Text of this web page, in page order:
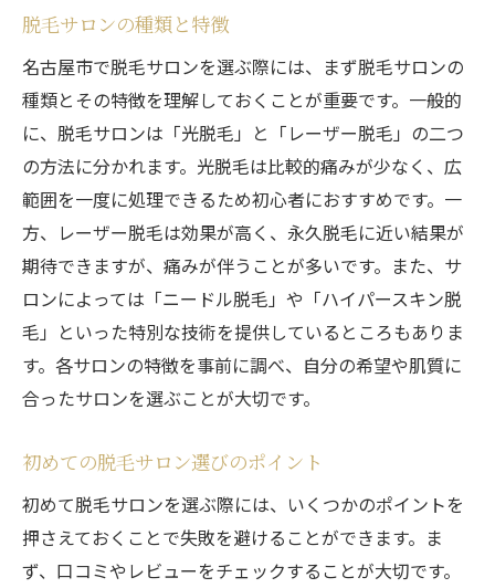
イント
アフターケアの充実度
スタッフの資格と経験
最新機器の導入状況
サロンの清潔さと衛生管理
予約の取りやすさ
施術の痛みの軽減方法
口コミで選ぶ名古屋市のおすすめ脱毛サロン
口コミサイトの活用方法
高評価のサロンの特徴
実際の体験談を元にした選び方
口コミ評価の信頼性を判断する方法
実際に足を運んで確認する重要性
脱毛施術の種類と名古屋市のサロンでの比較
レーザー脱毛の効果と特徴
脱毛サロンの種類と特徴
名古屋市で脱毛サロンを選ぶ際には、まず脱毛サロンの
種類とその特徴を理解しておくことが重要です。一般的
に、脱毛サロンは「光脱毛」と「レーザー脱毛」の二つ
の方法に分かれます。光脱毛は比較的痛みが少なく、広
範囲を一度に処理できるため初心者におすすめです。一
方、レーザー脱毛は効果が高く、永久脱毛に近い結果が
期待できますが、痛みが伴うことが多いです。また、サ
ロンによっては「ニードル脱毛」や「ハイパースキン脱
毛」といった特別な技術を提供しているところもありま
す。各サロンの特徴を事前に調べ、自分の希望や肌質に
合ったサロンを選ぶことが大切です。
初めての脱毛サロン選びのポイント
初めて脱毛サロンを選ぶ際には、いくつかのポイントを
押さえておくことで失敗を避けることができます。ま
ず、口コミやレビューをチェックすることが大切です。